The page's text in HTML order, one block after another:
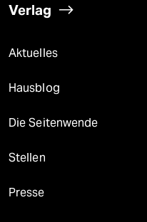
Verlag
Aktuelles
Hausblog
Die Seitenwende
Stellen
Presse